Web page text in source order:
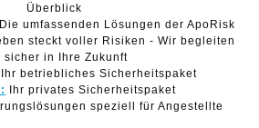
Überblick
Die umfassenden Lösungen der ApoRisk
steckt voller Risiken - Wir begleiten
sicher in Ihre Zukunft
Ihr betriebliches Sicherheitspaket
Ihr privates Sicherheitspaket
speziell für Angestellte